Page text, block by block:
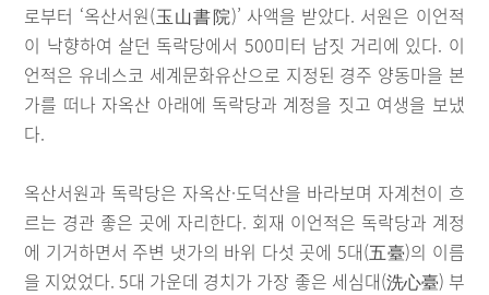
로부터 ‘옥산서원(玉山書院)’ 사액을 받았다. 서원은 이언적
이 낙향하여 살던 독락당에서 500미터 남짓 거리에 있다. 이
언적은 유네스코 세계문화유산으로 지정된 경주 양동마을 본
가를 떠나 자옥산 아래에 독락당과 계정을 짓고 여생을 보냈
다.
옥산서원과 독락당은 자옥산·도덕산을 바라보며 자계천이 흐
르는 경관 좋은 곳에 자리한다. 회재 이언적은 독락당과 계정
에 기거하면서 주변 냇가의 바위 다섯 곳에 5대(五臺)의 이름
을 지었었다. 5대 가운데 경치가 가장 좋은 세심대(洗心臺) 부